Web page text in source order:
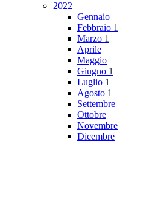
2022
Gennaio
Febbraio 1
Marzo 1
Aprile
Maggio
Giugno 1
Luglio 1
Agosto 1
Settembre
Ottobre
Novembre
Dicembre